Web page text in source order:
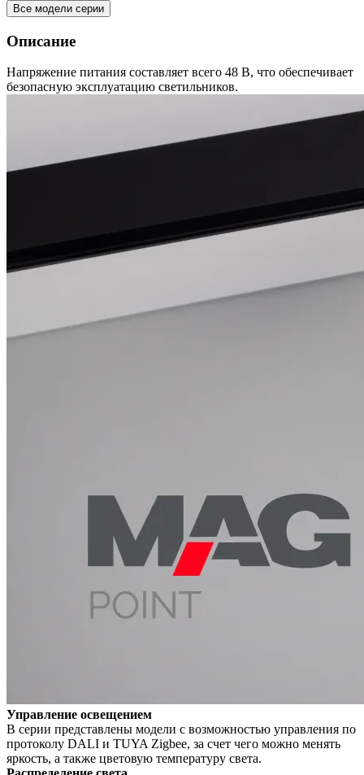
Все модели серии
Описание
Напряжение питания составляет всего 48 В, что обеспечивает
безопасную эксплуатацию светильников.
Управление освещением
В серии представлены модели с возможностью управления по
протоколу DALI и TUYA Zigbee, за счет чего можно менять
яркость, а также цветовую температуру света.